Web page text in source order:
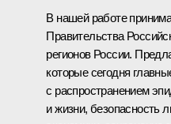
В нашей работе
Правительства
регионов России.
которые сегодня
с распространением
и жизни, безопасность